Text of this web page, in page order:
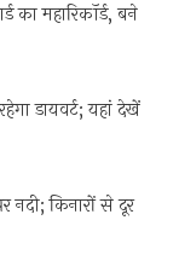
का महारिकॉर्ड, बने
डायवर्ट; यहां देखें
नदी; किनारों से दूर